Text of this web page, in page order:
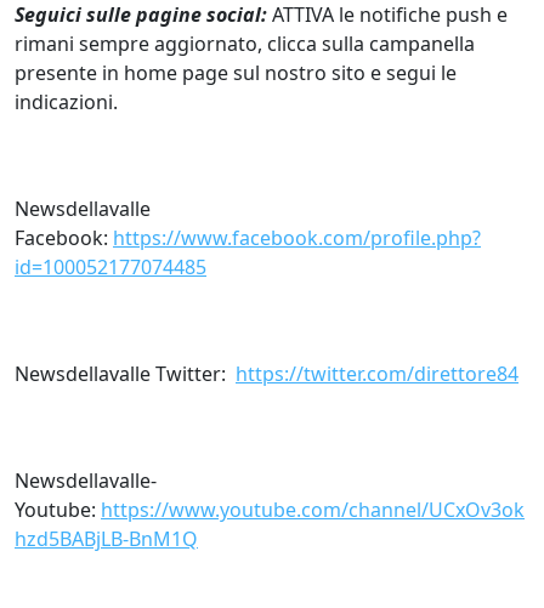
Seguici sulle pagine social:ATTIVA le notifiche push e
rimani sempre aggiornato, clicca sulla campanella
presente in home page sul nostro sito e segui le
indicazioni.
Newsdellavalle
Facebook: https://www.facebook.com/profile.php?
id=100052177074485
Newsdellavalle Twitter: https://twitter.com/direttore84
Newsdellavalle-
Youtube: https://www.youtube.com/channel/UCxOv3ok
hzd5BABjLB-BnM1Q